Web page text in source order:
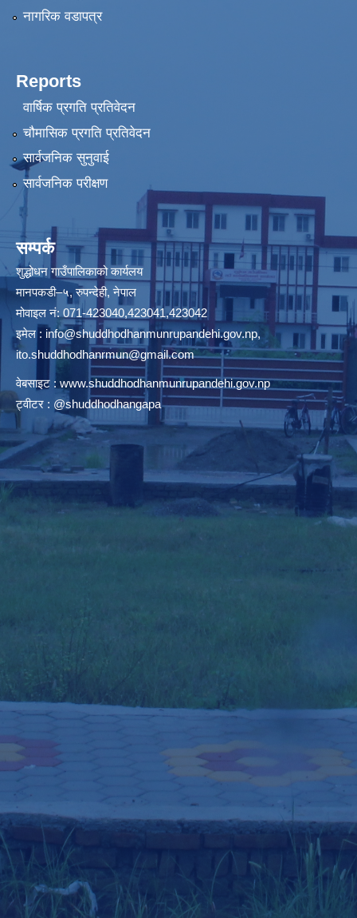
नागरिक वडापत्र
Reports
वार्षिक प्रगति प्रतिवेदन
चौमासिक प्रगति प्रतिवेदन
सार्वजनिक सुनुवाई
सार्वजनिक परीक्षण
सम्पर्क
शुद्धोधन गाउँपालिकाको कार्यलय
मानपकडी–५, रुपन्देही, नेपाल
मोवाइल नं: 071-423040,423041,423042
इमेल : info@shuddhodhanmunrupandehi.gov.np,
ito.shuddhodhanrmun@gmail.com
वेबसाइट : www.shuddhodhanmunrupandehi.gov.np
ट्वीटर : @shuddhodhangapa